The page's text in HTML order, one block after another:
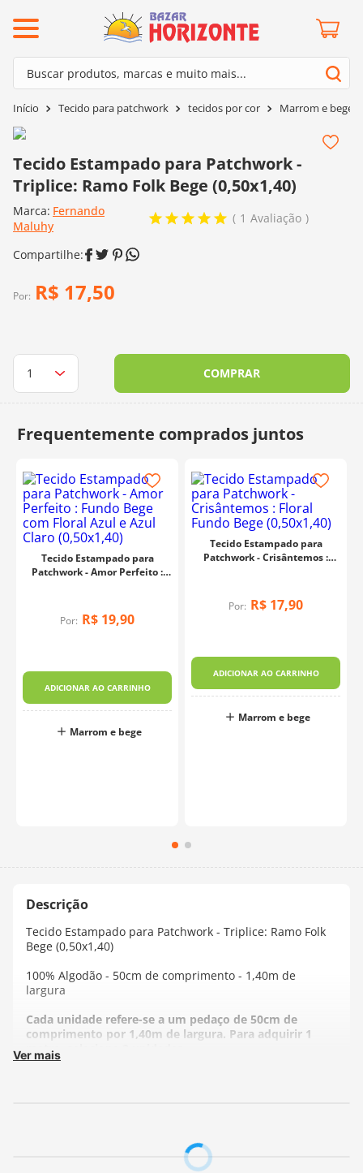
Buscar produtos, marcas e muito mais...
Tecido para patchwork tecidos por cor Marrom e bege
Tecido Estampado para Patchwork -
Triplice: Ramo Folk Bege (0,50x1,40)
Marca: Fernando
Maluhy
1 Avaliação
Por: R$ 17,50
COMPRAR
Tecido Estampado para
Patchwork - Amor Perfeito :
Por: R$ 19,90
ADICIONAR AO CARRINHO
Marrom e bege
Tecido Estampado para
Patchwork - Crisântemos :
Por: R$ 17,90
ADICIONAR AO CARRINHO
Marrom e bege
Tecido Estampado para Patchwork - Triplice: Ramo Folk
Bege (0,50x1,40)
100% Algodão - 50cm de comprimento - 1,40m de
largura
Cada unidade refere-se a um pedaço de 50cm de
comprimento por 1,40m de largura. Para adquirir 1
metro, selecione 2 unidades.
Ver mais
Termos mais buscados
3º kit amigurumi
4º agulha crochê
º batik
9º dmc
10
mais buscados
barroco
mollet
kit amigurumi
agulha crochê
fio amigurumi
lã cisne
batik